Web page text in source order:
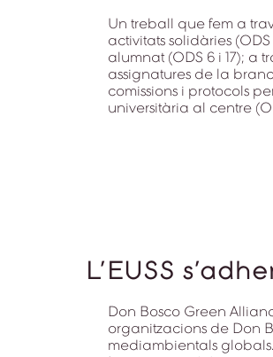
Un treball que fem a
activitats solidàries
alumnat (ODS 6 i 17); a
assignatures de la
comissions i protocols
universitària al centre
L’EUSS
Don Bosco Green
organitzacions de Don
mediambientals globals.